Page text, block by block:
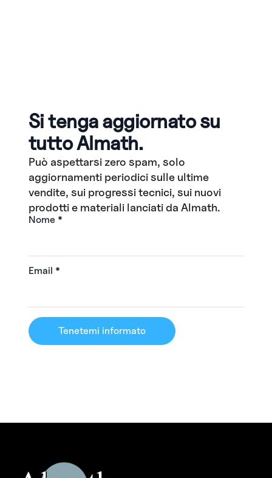
Si tenga aggiornato su
tutto Almath.
Può aspettarsi zero spam, solo
aggiornamenti periodici sulle ultime
vendite, sui progressi tecnici, sui nuovi
prodotti e materiali lanciati da Almath.
Nome *
Email *
Tenetemi informato